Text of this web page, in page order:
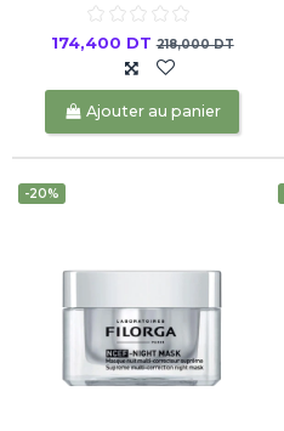
174,400 DT218,000 DT
Ajouter au panier
-20%